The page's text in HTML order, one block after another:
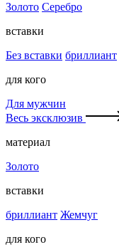
Золото Серебро
вставки
Без вставки бриллиант
для кого
Для мужчин
Весь эксклюзив
материал
Золото
вставки
бриллиант Жемчуг
для кого